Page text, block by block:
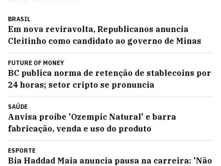
BRASIL
Em nova reviravolta, Republicanos anuncia
Cleitinho como candidato ao governo de Minas
FUTURE OF MONEY
BC publica norma de retenção de stablecoins por
24 horas; setor cripto se pronuncia
SAÚDE
Anvisa proíbe 'Ozempic Natural' e barra
fabricação, venda e uso do produto
ESPORTE
Bia Haddad Maia anuncia pausa na carreira: 'Não